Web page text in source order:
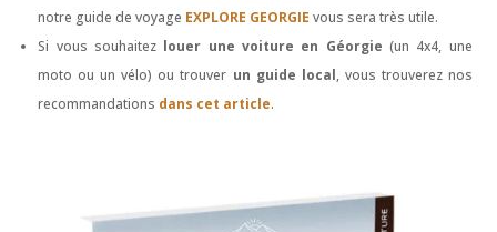
notre guide de voyage EXPLORE GEORGIE vous sera très utile.
Si vous souhaitez louer une voiture en Géorgie (un 4x4, une
moto ou un vélo) ou trouver un guide local, vous trouverez nos
recommandations dans cet article.